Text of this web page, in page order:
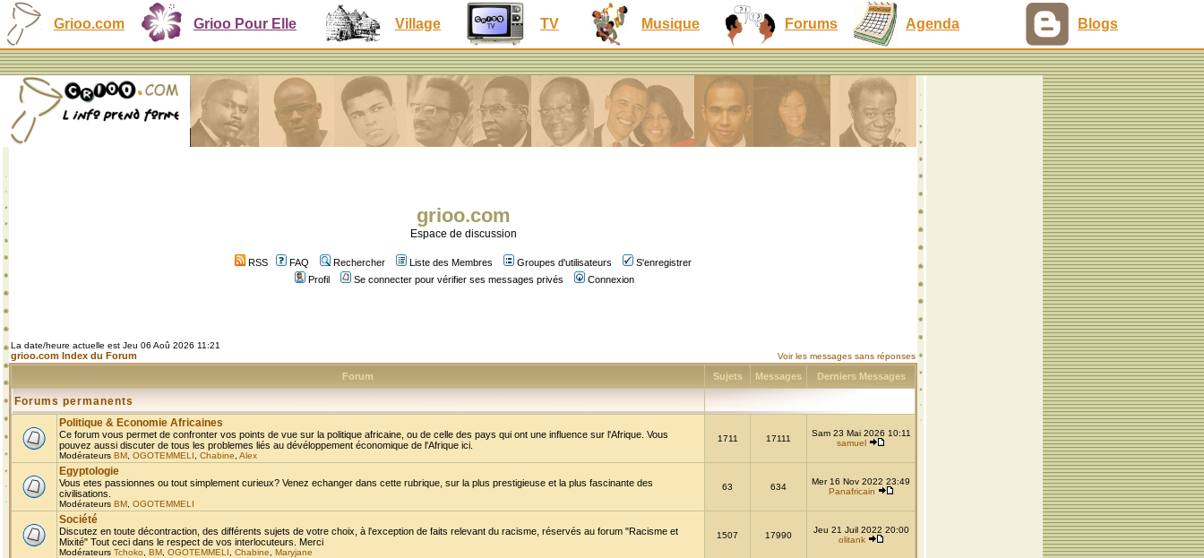
Grioo.com Grioo Pour Elle Village TV Musique Forums Agenda Blogs
grioo.com
Espace de discussion
RSS FAQ Rechercher Liste des Membres Groupes d'utilisateurs
S'enregistrer
Profil
Se connecter pour vérifier ses messages privés Connexion
La date/heure actuelle est Jeu 06 Aoû 2026 11:21
grioo.com Index du Forum Voir les messages sans réponses
Forum Sujets Messages Derniers Messages
Forums permanents
Politique & Economie Africaines
Ce forum vous permet de confronter vos points de vue sur la politique africaine, ou de celle des pays qui ont une influence sur l'Afrique. Vous
pouvez aussi discuter de tous les problemes liés au dévéloppement économique de l'Afrique ici.
Modérateurs BM OGOTEMMELI Chabine Alex
1711 17111
Sam 23 Mai 2026 10:11
samuel
Egyptologie
Vous etes passionnes ou tout simplement curieux? Venez echanger dans cette rubrique, sur la plus prestigieuse et la plus fascinante des
civilisations.
Modérateurs BM OGOTEMMELI
63 634
Mer 16 Nov 2022 23:49
Panafricain
Société
Discutez en toute décontraction, des différents sujets de votre choix, à l'exception de faits relevant du racisme, réservés au forum "Racisme et
Mixité" Tout ceci dans le respect de vos interlocuteurs. Merci
Modérateurs Tchoko BM OGOTEMMELI Chabine Maryjane
1507 17990
Jeu 21 Juil 2022 20:00
olitank